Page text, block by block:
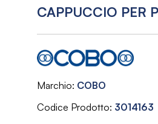
CAPPUCCIO PER
Marchio COBO
Codice Prodotto 3014163